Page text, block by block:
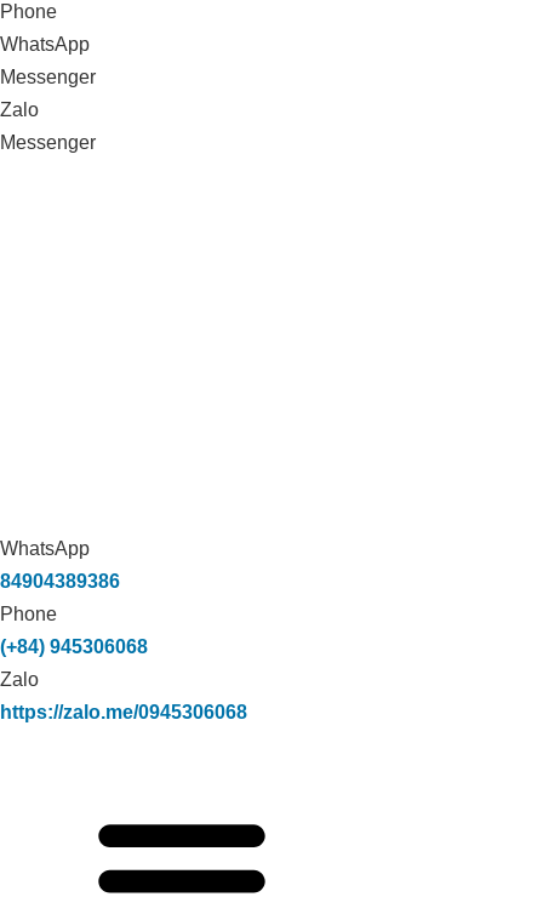
Phone
WhatsApp
Messenger
Zalo
Messenger
WhatsApp
84904389386
Phone
(+84) 945306068
Zalo
https://zalo.me/0945306068